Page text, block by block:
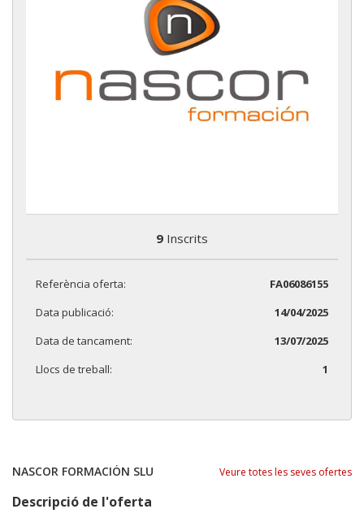
9 Inscrits
Referència oferta:
FA06086155
Data publicació:
14/04/2025
Data de tancament:
13/07/2025
Llocs de treball:
1
NASCOR FORMACIÓN SLU Veure totes les seves ofertes
Descripció de l'oferta